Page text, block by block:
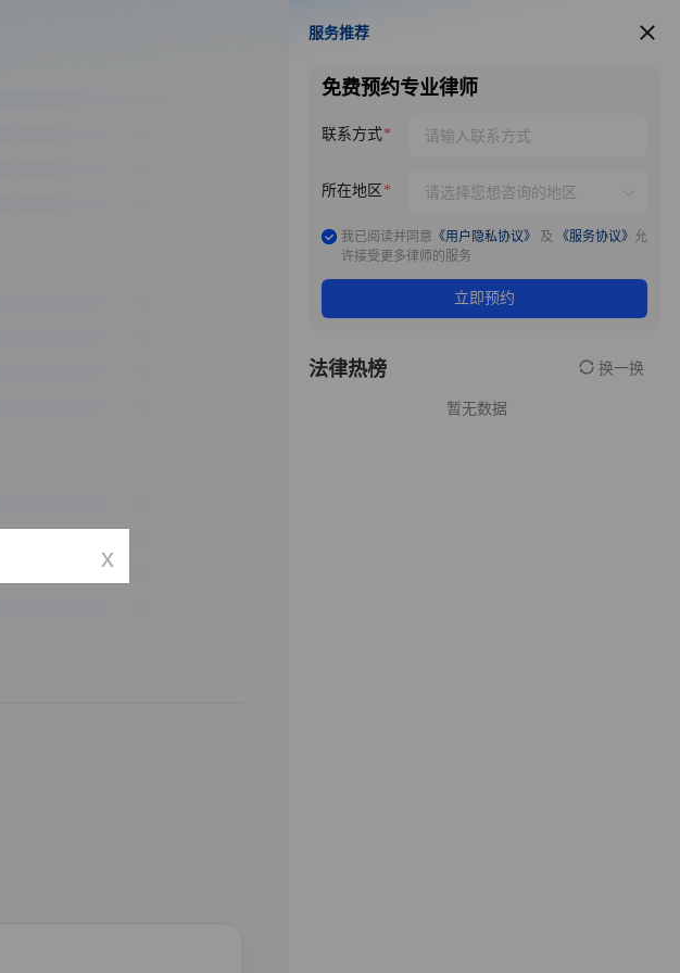
服务推荐
服务推荐
免费预约专业律师
联系方式
所在地区
我已阅读并同意 《用户隐私协议》 及 《服务协议》 允
许接受更多律师的服务
立即预约
法律热榜 换一换
暂无数据
x